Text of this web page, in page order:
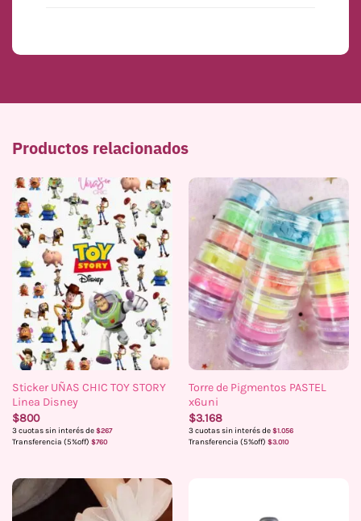
Productos relacionados
Sticker UÑAS CHIC TOY STORY
Linea Disney
$800
3 cuotas sin interés de $267
Transferencia (5%off) $760
Torre de Pigmentos PASTEL
x6uni
$3.168
3 cuotas sin interés de $1.056
Transferencia (5%off) $3.010